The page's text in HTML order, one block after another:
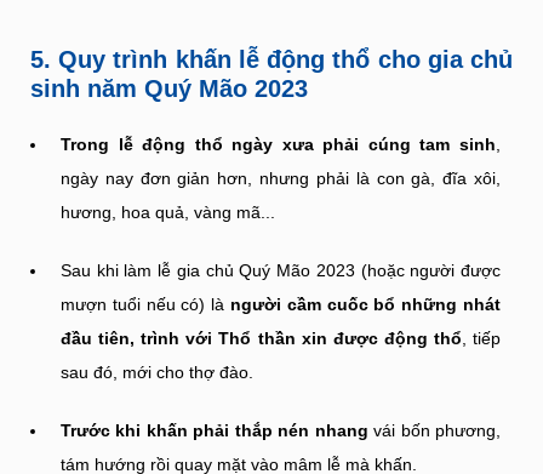
5. Quy trình khấn lễ động thổ cho gia chủ
sinh năm Quý Mão 2023
Trong lễ động thổ ngày xưa phải cúng tam sinh
ngày nay đơn giản hơn, nhưng phải là con gà, đĩa xôi,
hương, hoa quả, vàng mã...
Sau khi làm lễ gia chủ Quý Mão 2023 (hoặc người được
mượn tuổi nếu có) là người cầm cuốc bổ những nhát
đầu tiên, trình với Thổ thần xin được động thổ , tiếp
sau đó, mới cho thợ đào.
Trước khi khấn phải thắp nén nhang vái bốn phương,
tám hướng rồi quay mặt vào mâm lễ mà khấn.